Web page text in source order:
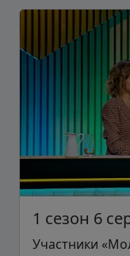
1 сезон 6
Участники